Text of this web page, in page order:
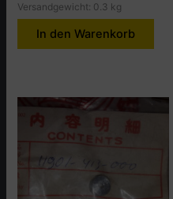
Versandgewicht: 0.3 kg
In den Warenkorb